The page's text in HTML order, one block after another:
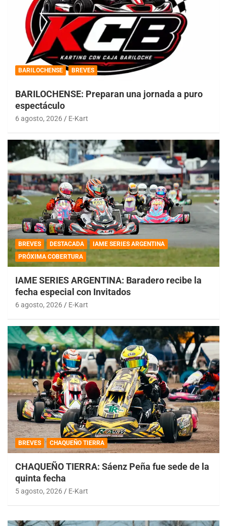
BARILOCHENSE BREVES
BARILOCHENSE: Preparan una jornada a puro
espectáculo
6 agosto, 2026 E-Kart
BREVES DESTACADA
IAME SERIES ARGENTINA
PRÓXIMA COBERTURA
IAME SERIES ARGENTINA: Baradero recibe la
fecha especial con Invitados
6 agosto, 2026 E-Kart
BREVES CHAQUEÑO TIERRA
CHAQUEÑO TIERRA: Sáenz Peña fue sede de la
quinta fecha
5 agosto, 2026 E-Kart